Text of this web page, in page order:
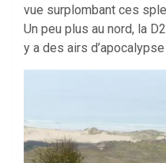
vue surplombant ces
Un peu plus au nord, la
y a des airs